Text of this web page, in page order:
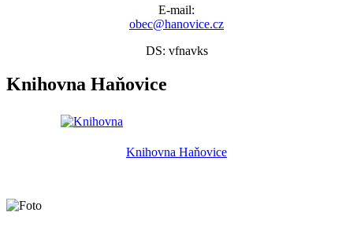
E-mail:
obec@hanovice.cz
DS: vfnavks
Knihovna Haňovice
Knihovna Haňovice